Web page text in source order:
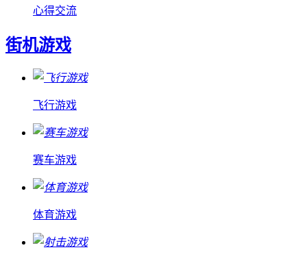
心得交流
街机游戏
飞行游戏
赛车游戏
体育游戏